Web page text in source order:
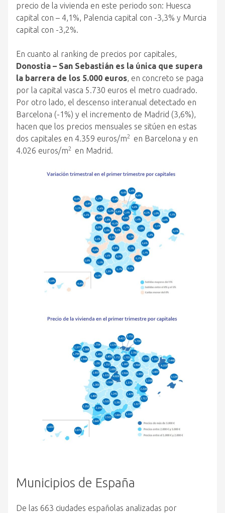
precio de la vivienda en este periodo son: Huesca
capital con – 4,1%, Palencia capital con -3,3% y Murcia
capital con -3,2%.
En cuanto al ranking de precios por capitales,
Donostia – San Sebastián es la única que supera
la barrera de los 5.000 euros, en concreto se paga
por la capital vasca 5.730 euros el metro cuadrado.
Por otro lado, el descenso interanual detectado en
Barcelona (-1%) y el incremento de Madrid (3,6%),
hacen que los precios mensuales se sitúen en estas
dos capitales en 4.359 euros/m2 en Barcelona y en
4.026 euros/m2 en Madrid.
Municipios de España
De las 663 ciudades españolas analizadas por